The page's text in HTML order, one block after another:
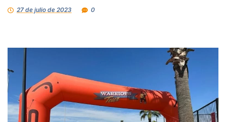
27 de julio de 2023 0